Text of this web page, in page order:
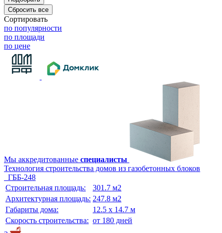
Сортировать
по популярности
по площади
по цене
Мы аккредитованные специалисты
Технология строительства домов из газобетонных блоков
ГББ-248
Строительная площадь:
301.7 м2
Архитектурная площадь: 247.8 м2
Габариты дома:
12.5 х 14.7 м
Скорость строительства: от 180 дней